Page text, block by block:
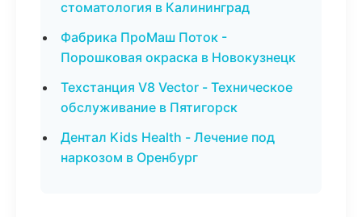
стоматология в Калининград
Фабрика ПроМаш Поток -
Порошковая окраска в Новокузнецк
Техстанция V8 Vector - Техническое
обслуживание в Пятигорск
Дентал Kids Health - Лечение под
наркозом в Оренбург